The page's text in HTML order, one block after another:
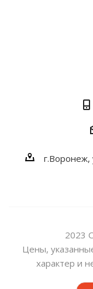
г.Воронеж,
2023
Цены,
характер и